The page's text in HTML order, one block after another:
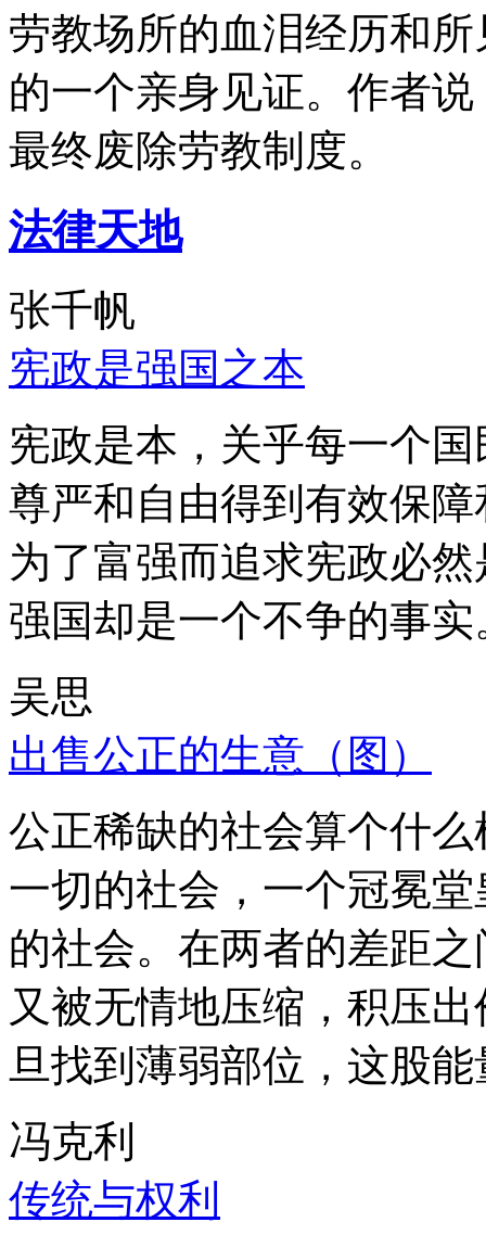
劳教场所的血泪经历和
的一个亲身见证。作者
最终废除劳教制度。
法律天地
张千帆
宪政是强国之本
宪政是本，关乎每一个
尊严和自由得到有效保
为了富强而追求宪政必
强国却是一个不争的事实
吴思
出售公正的生意（图）
公正稀缺的社会算个什
一切的社会，一个冠冕
的社会。在两者的差距
又被无情地压缩，积压
旦找到薄弱部位，这股
冯克利
传统与权利